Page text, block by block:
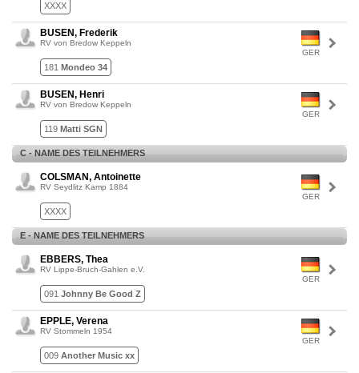
XXXX
GER
BUSEN, Frederik
RV von Bredow Keppeln
181 Mondeo 34
GER
BUSEN, Henri
RV von Bredow Keppeln
119 Matti SGN
C - NAME DES TEILNEHMERS
GER
COLSMAN, Antoinette
RV Seydlitz Kamp 1884
XXXX
E - NAME DES TEILNEHMERS
GER
EBBERS, Thea
RV Lippe-Bruch-Gahlen e.V.
091 Johnny Be Good Z
GER
EPPLE, Verena
RV Stommeln 1954
009 Another Music xx